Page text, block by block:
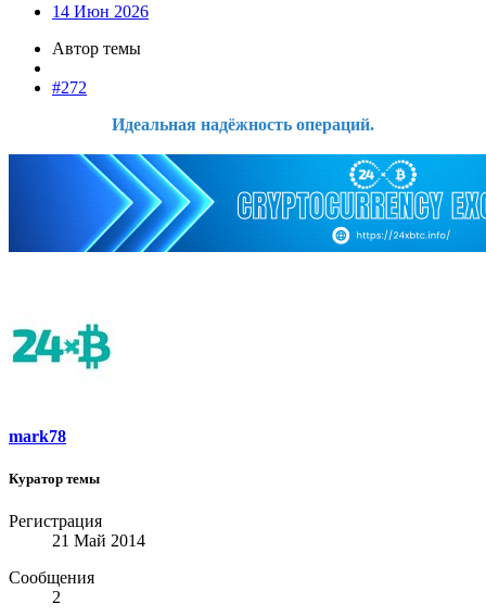
14 Июн 2026
Автор темы
#272
Идеальная надёжность операций.
mark78
Куратор темы
Регистрация
21 Май 2014
Сообщения
2